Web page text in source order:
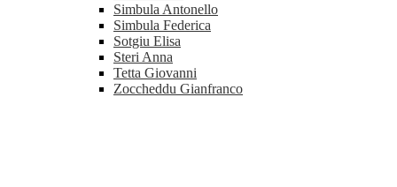
Simbula Antonello
Simbula Federica
Sotgiu Elisa
Steri Anna
Tetta Giovanni
Zoccheddu Gianfranco